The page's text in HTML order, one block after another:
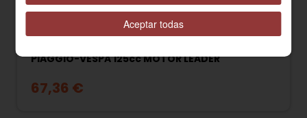
PIAGGIO-VESPA 125cc MOTOR LEADER
67,36 €
Aceptar todas